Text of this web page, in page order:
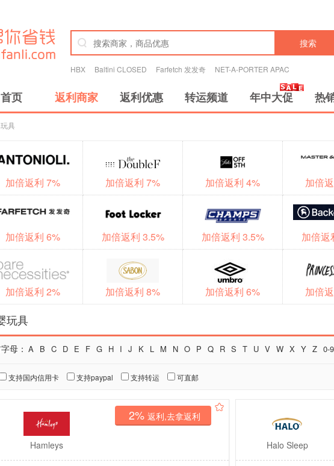
搜索
HBX Baltini CLOSED Farfetch 发发奇 NET-A-PORTER APAC
首页 返利商家 返利优惠 转运频道 年中大促 热
具
加倍返利 7% 加倍返利 7% 加倍返利 4% 加倍
加倍返利 6% 加倍返利 3.5% 加倍返利 3.5% 加倍返
加倍返利 2% 加倍返利 8% 加倍返利 6% 加倍
玩具
母： A B C D E F G H I J K L M N O P Q R S T U V W X Y Z 0-9
支持国内信用卡 支持paypal 支持转运 可直邮
Hamleys
2% 返利,去拿返利
Halo Sleep